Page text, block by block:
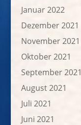
Januar 2022
Dezember 2021
November 2021
Oktober 2021
September 2021
August 2021
Juli 2021
Juni 2021